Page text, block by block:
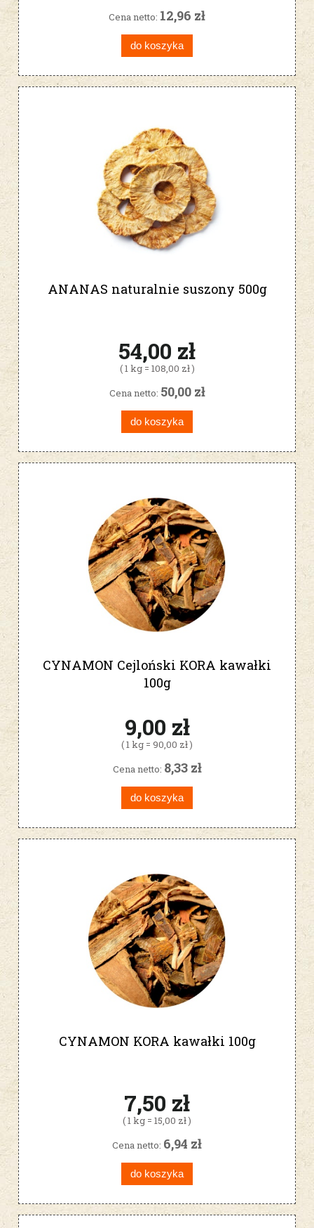
Cena netto: 12,96 zł
do koszyka
ANANAS naturalnie suszony 500g
54,00 zł
( 1 kg = 108,00 zł )
Cena netto: 50,00 zł
do koszyka
CYNAMON Cejloński KORA kawałki
100g
9,00 zł
( 1 kg = 90,00 zł )
Cena netto: 8,33 zł
do koszyka
CYNAMON KORA kawałki 100g
7,50 zł
( 1 kg = 15,00 zł )
Cena netto: 6,94 zł
do koszyka